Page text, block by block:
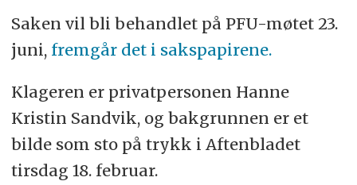
Saken vil bli behandlet på PFU-møtet 23.
juni, fremgår det i sakspapirene.
Klageren er privatpersonen Hanne
Kristin Sandvik, og bakgrunnen er et
bilde som sto på trykk i Aftenbladet
tirsdag 18. februar.